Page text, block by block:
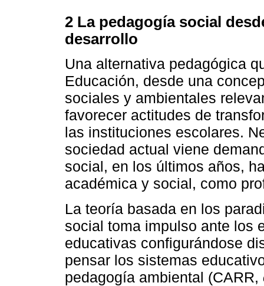
2 La pedagogía social
desarrollo
Una alternativa pedagógica
Educación, desde una
sociales y ambientales
favorecer actitudes de
las instituciones escolares.
sociedad actual viene
social, en los últimos años,
académica y social, como
La teoría basada en los
social toma impulso ante los
educativas configurándose
pensar los sistemas
pedagogía ambiental (CARR,